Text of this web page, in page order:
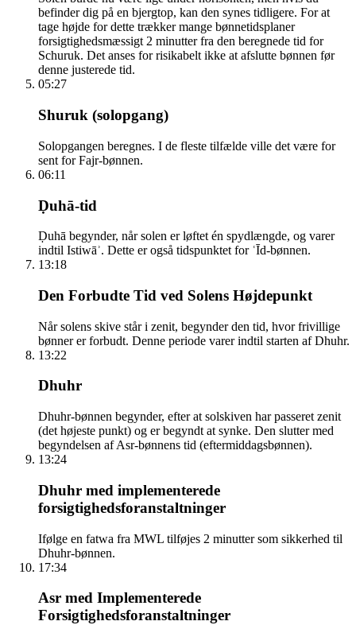
befinder dig på en bjergtop, kan den synes tidligere. For at
tage højde for dette trækker mange bønnetidsplaner
forsigtighedsmæssigt 2 minutter fra den beregnede tid for
Schuruk. Det anses for risikabelt ikke at afslutte bønnen før
denne justerede tid.
05:27
Shuruk (solopgang)
Solopgangen beregnes. I de fleste tilfælde ville det være for
sent for Fajr-bønnen.
06:11
Ḍuhā-tid
Ḍuhā begynder, når solen er løftet én spydlængde, og varer
indtil Istiwāʾ. Dette er også tidspunktet for ʿĪd-bønnen.
13:18
Den Forbudte Tid ved Solens Højdepunkt
Når solens skive står i zenit, begynder den tid, hvor frivillige
bønner er forbudt. Denne periode varer indtil starten af Dhuhr.
13:22
Dhuhr
Dhuhr-bønnen begynder, efter at solskiven har passeret zenit
(det højeste punkt) og er begyndt at synke. Den slutter med
begyndelsen af Asr-bønnens tid (eftermiddagsbønnen).
13:24
Dhuhr med implementerede
forsigtighedsforanstaltninger
Ifølge en fatwa fra MWL tilføjes 2 minutter som sikkerhed til
Dhuhr-bønnen.
17:34
Asr med Implementerede
Forsigtighedsforanstaltninger